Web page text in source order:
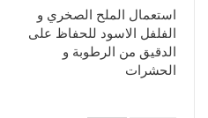
استعمال الملح الصخري و
الفلفل الاسود للحفاظ على
الدقيق من الرطوبة و
الحشرات